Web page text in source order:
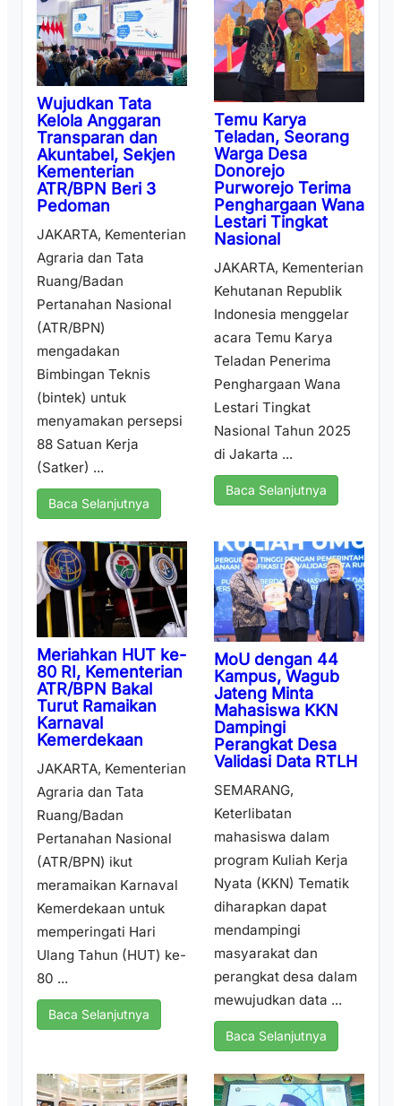
Wujudkan Tata
Kelola Anggaran
Transparan dan
Akuntabel, Sekjen
Kementerian
ATR/BPN Beri 3
Pedoman
JAKARTA, Kementerian
Agraria dan Tata
Ruang/Badan
Pertanahan Nasional
(ATR/BPN)
mengadakan
Bimbingan Teknis
(bintek) untuk
menyamakan persepsi
88 Satuan Kerja
(Satker) ...
Baca Selanjutnya
Temu Karya
Teladan, Seorang
Warga Desa
Donorejo
Purworejo Terima
Penghargaan Wana
Lestari Tingkat
Nasional
JAKARTA, Kementerian
Kehutanan Republik
Indonesia menggelar
acara Temu Karya
Teladan Penerima
Penghargaan Wana
Lestari Tingkat
Nasional Tahun 2025
di Jakarta ...
Baca Selanjutnya
Meriahkan HUT ke-
80 RI, Kementerian
ATR/BPN Bakal
Turut Ramaikan
Karnaval
Kemerdekaan
JAKARTA, Kementerian
Agraria dan Tata
Ruang/Badan
Pertanahan Nasional
(ATR/BPN) ikut
meramaikan Karnaval
Kemerdekaan untuk
memperingati Hari
Ulang Tahun (HUT) ke-
80 ...
Baca Selanjutnya
MoU dengan 44
Kampus, Wagub
Jateng Minta
Mahasiswa KKN
Dampingi
Perangkat Desa
Validasi Data RTLH
SEMARANG,
Keterlibatan
mahasiswa dalam
program Kuliah Kerja
Nyata (KKN) Tematik
diharapkan dapat
mendampingi
masyarakat dan
perangkat desa dalam
mewujudkan data ...
Baca Selanjutnya